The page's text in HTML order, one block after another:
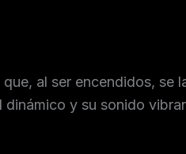
al ser encendidos, se
y su sonido